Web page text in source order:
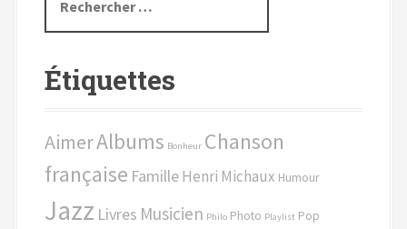
c
e
h
e
p
Étiquettes
AimerAlbums Bonheur Chanson
française FamilleHenri Michaux Humour
Jazz Livres Musicien Philo Photo Playlist Pop